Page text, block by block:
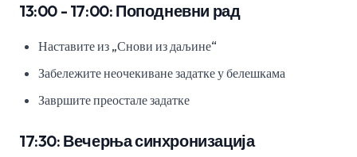
13:00 - 17:00: Поподневни рад
Наставите из „Снови из даљине“
Забележите неочекиване задатке у белешкама
Завршите преостале задатке
17:30: Вечерња синхронизација